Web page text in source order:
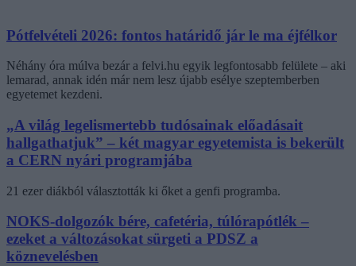
Pótfelvételi 2026: fontos határidő jár le ma éjfélkor
Néhány óra múlva bezár a felvi.hu egyik legfontosabb felülete – aki
lemarad, annak idén már nem lesz újabb esélye szeptemberben
egyetemet kezdeni.
„A világ legelismertebb tudósainak előadásait
hallgathatjuk” – két magyar egyetemista is bekerült
a CERN nyári programjába
21 ezer diákból választották ki őket a genfi programba.
NOKS-dolgozók bére, cafetéria, túlórapótlék –
ezeket a változásokat sürgeti a PDSZ a
köznevelésben